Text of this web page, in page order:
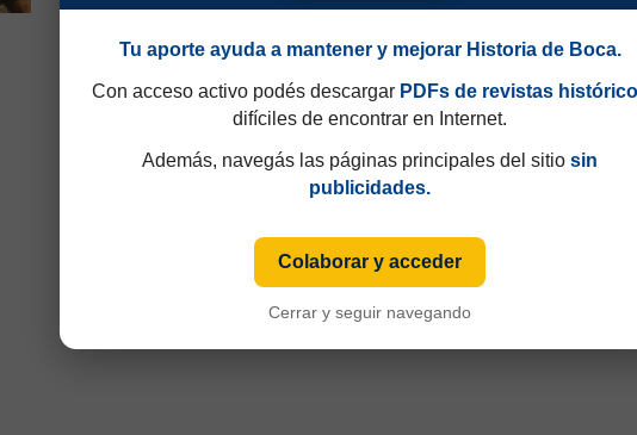
Temporada 1987/88
Tu aporte ayuda a mantener y mejorar Historia de Boca.
Con acceso activo podés descargar PDFs de revistas
difíciles de encontrar en Internet.
Además, navegás las páginas principales del sitio sin
publicidades.
Colaborar y acceder
Cerrar y seguir navegando